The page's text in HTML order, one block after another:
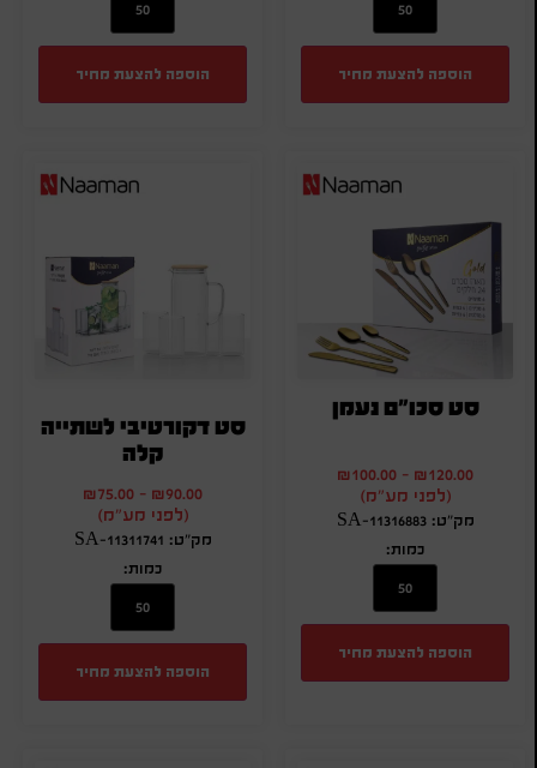
הוספה להצעת מחיר הוספה להצעת מחיר
סט סכו"ם נעמן
₪120.00
-
₪100.00
(לפני מע"מ)
מק"ט: SA-11316883
כמות:
הוספה להצעת מחיר
סט דקורטיבי לשתייה
קלה
₪90.00
-
₪75.00
(לפני מע"מ)
מק"ט: SA-11311741
כמות:
הוספה להצעת מחיר